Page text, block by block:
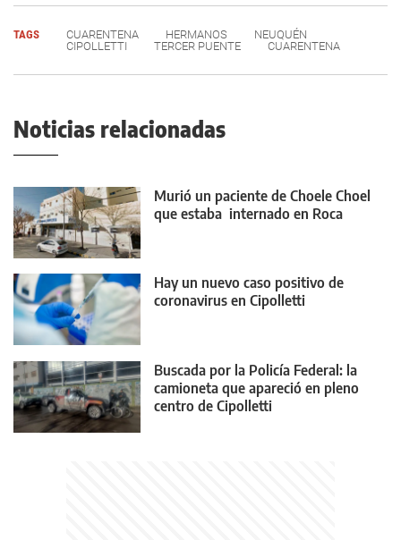
TAGS CUARENTENA HERMANOS
NEUQUÉN
CIPOLLETTI
TERCER PUENTE CUARENTENA
Noticias relacionadas
Murió un paciente de Choele Choel
que estaba internado en Roca
Hay un nuevo caso positivo de
coronavirus en Cipolletti
Buscada por la Policía Federal: la
camioneta que apareció en pleno
centro de Cipolletti